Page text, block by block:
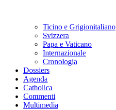
Ticino e Grigionitaliano
Svizzera
Papa e Vaticano
Internazionale
Cronologia
Dossiers
Agenda
Catholica
Commenti
Multimedia